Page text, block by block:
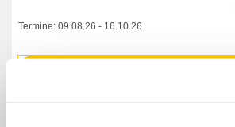
Termine: 09.08.26 - 16.10.26